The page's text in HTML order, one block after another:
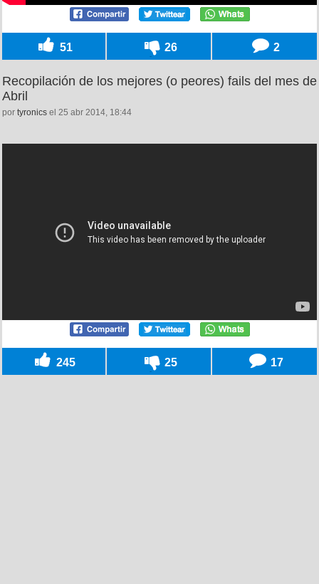
51 26 2
Recopilación de los mejores (o peores) fails del mes de
Abril
por tyronics el 25 abr 2014, 18:44
245 25 17